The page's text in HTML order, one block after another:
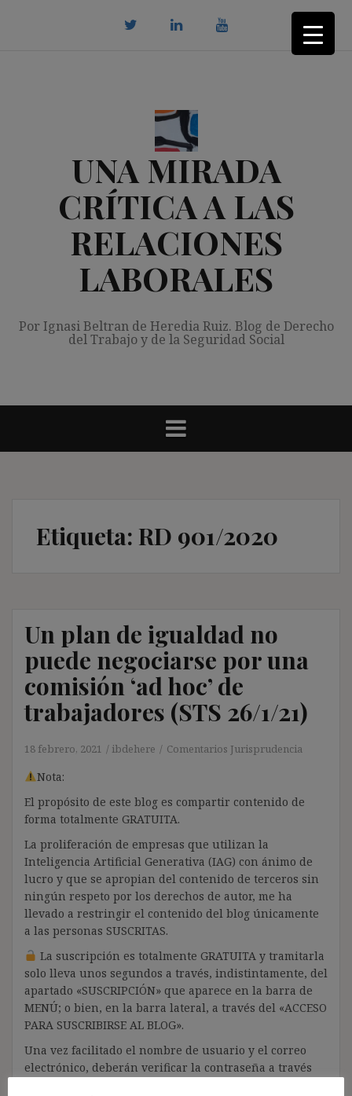
UNA MIRADA
CRÍTICA A LAS
RELACIONES
LABORALES
Por Ignasi Beltran de Heredia Ruiz. Blog de Derecho
del Trabajo y de la Seguridad Social
Etiqueta: RD 901/2020
Un plan de igualdad no
puede negociarse por una
comisión ‘ad hoc’ de
trabajadores (STS 26/1/21)
18 febrero, 2021 ibdehere Comentarios Jurisprudencia
Nota:
El propósito de este blog es compartir contenido de
forma totalmente GRATUITA.
La proliferación de empresas que utilizan la
Inteligencia Artificial Generativa (IAG) con ánimo de
lucro y que se apropian del contenido de terceros sin
ningún respeto por los derechos de autor, me ha
llevado a restringir el contenido del blog únicamente
a las personas SUSCRITAS.
La suscripción es totalmente GRATUITA y tramitarla
solo lleva unos segundos a través, indistintamente, del
apartado «SUSCRIPCIÓN» que aparece en la barra de
MENÚ; o bien, en la barra lateral, a través del «ACCESO
PARA SUSCRIBIRSE AL BLOG».
Una vez facilitado el nombre de usuario y el correo
electrónico, deberán verificar la contraseña a través